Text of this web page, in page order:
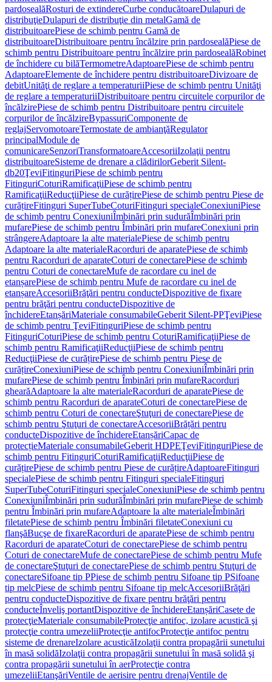
pardosealăRosturi de extindereCurbe conducătoareDulapuri de
distribuţieDulapuri de distribuţie din metalGamă de
distribuitoarePiese de schimb pentru Gamă de
distribuitoareDistribuitoare pentru încălzire prin pardosealăPiese de
schimb pentru Distribuitoare pentru încălzire prin pardosealăRobinet
de închidere cu bilăTermometreAdaptoarePiese de schimb pentru
AdaptoareElemente de închidere pentru distribuitoareDivizoare de
debitUnităţi de reglare a temperaturiiPiese de schimb pentru Unităţi
de reglare a temperaturiiDistribuitoare pentru circuitele corpurilor de
încălzirePiese de schimb pentru Distribuitoare pentru circuitele
corpurilor de încălzireBypassuriComponente de
reglajServomotoareTermostate de ambianţăRegulator
principalModule de
comunicareSenzoriTransformatoareAccesoriiIzolaţii pentru
distribuitoareSisteme de drenare a clădirilorGeberit Silent-
db20ŢeviFitinguriPiese de schimb pentru
FitinguriCoturiRamificaţiiPiese de schimb pentru
RamificaţiiReducţiiPiese de curățirePiese de schimb pentru Piese de
curățireFitinguri SuperTubeCoturiFitinguri specialeConexiuniPiese
de schimb pentru ConexiuniÎmbinări prin sudurăÎmbinări prin
mufarePiese de schimb pentru Îmbinări prin mufareConexiuni prin
strângereAdaptoare la alte materialePiese de schimb pentru
Adaptoare la alte materialeRacorduri de aparatePiese de schimb
pentru Racorduri de aparateCoturi de conectarePiese de schimb
pentru Coturi de conectareMufe de racordare cu inel de
etanșarePiese de schimb pentru Mufe de racordare cu inel de
etanșareAccesoriiBrăţări pentru conducteDispozitive de fixare
pentru brăţări pentru conducteDispozitive de
închidereEtanșăriMateriale consumabileGeberit Silent-PPŢeviPiese
de schimb pentru ŢeviFitinguriPiese de schimb pentru
FitinguriCoturiPiese de schimb pentru CoturiRamificaţiiPiese de
schimb pentru RamificaţiiReducţiiPiese de schimb pentru
ReducţiiPiese de curățirePiese de schimb pentru Piese de
curățireConexiuniPiese de schimb pentru ConexiuniÎmbinări prin
mufarePiese de schimb pentru Îmbinări prin mufareRacorduri
ghearăAdaptoare la alte materialeRacorduri de aparatePiese de
schimb pentru Racorduri de aparateCoturi de conectarePiese de
schimb pentru Coturi de conectareŞtuţuri de conectarePiese de
schimb pentru Ştuţuri de conectareAccesoriiBrățări pentru
conducteDispozitive de închidereEtanșăriCapac de
protecțieMateriale consumabileGeberit HDPEŢeviFitinguriPiese de
schimb pentru FitinguriCoturiRamificaţiiReducţiiPiese de
curățirePiese de schimb pentru Piese de curățireAdaptoareFitinguri
specialePiese de schimb pentru Fitinguri specialeFitinguri
SuperTubeCoturiFitinguri specialeConexiuniPiese de schimb pentru
ConexiuniÎmbinări prin sudurăÎmbinări prin mufarePiese de schimb
pentru Îmbinări prin mufareAdaptoare la alte materialeÎmbinări
filetatePiese de schimb pentru Îmbinări filetateConexiuni cu
flanşăBucşe de fixareRacorduri de aparatePiese de schimb pentru
Racorduri de aparateCoturi de conectarePiese de schimb pentru
Coturi de conectareMufe de conectarePiese de schimb pentru Mufe
de conectareŞtuţuri de conectarePiese de schimb pentru Ştuţuri de
conectareSifoane tip PPiese de schimb pentru Sifoane tip PSifoane
tip melcPiese de schimb pentru Sifoane tip melcAccesoriiBrăţări
pentru conducteDispozitive de fixare pentru brăţări pentru
conducteÎnveliş portantDispozitive de închidereEtanșăriCasete de
protecţieMateriale consumabileProtecţie antifoc, izolare acustică şi
protecţie contra umezeliiProtecţie antifocProtecţie antifoc pentru
sisteme de drenareIzolare acusticăIzolaţii contra propagării sunetului
în masă solidăIzolaţii contra propagării sunetului în masă solidă şi
contra propagării sunetului în aerProtecţie contra
umezeliiEtanşăriVentile de aerisire pentru drenajVentile de